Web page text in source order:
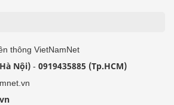
thông VietNamNet
Nội) - 0919435885 (Tp.HCM)